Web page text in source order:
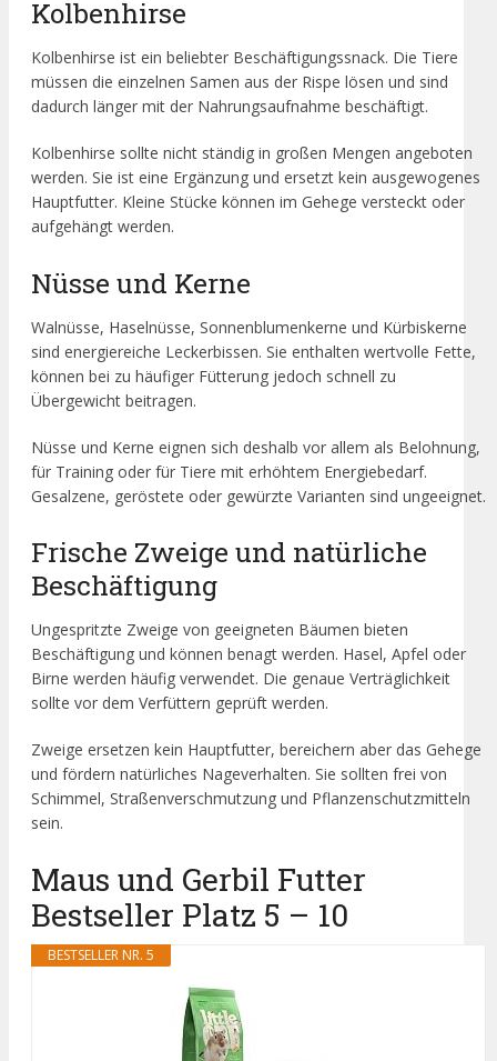
Kolbenhirse
Kolbenhirse ist ein beliebter Beschäftigungssnack. Die Tiere
müssen die einzelnen Samen aus der Rispe lösen und sind
dadurch länger mit der Nahrungsaufnahme beschäftigt.
Kolbenhirse sollte nicht ständig in großen Mengen angeboten
werden. Sie ist eine Ergänzung und ersetzt kein ausgewogenes
Hauptfutter. Kleine Stücke können im Gehege versteckt oder
aufgehängt werden.
Nüsse und Kerne
Walnüsse, Haselnüsse, Sonnenblumenkerne und Kürbiskerne
sind energiereiche Leckerbissen. Sie enthalten wertvolle Fette,
können bei zu häufiger Fütterung jedoch schnell zu
Übergewicht beitragen.
Nüsse und Kerne eignen sich deshalb vor allem als Belohnung,
für Training oder für Tiere mit erhöhtem Energiebedarf.
Gesalzene, geröstete oder gewürzte Varianten sind ungeeignet.
Frische Zweige und natürliche
Beschäftigung
Ungespritzte Zweige von geeigneten Bäumen bieten
Beschäftigung und können benagt werden. Hasel, Apfel oder
Birne werden häufig verwendet. Die genaue Verträglichkeit
sollte vor dem Verfüttern geprüft werden.
Zweige ersetzen kein Hauptfutter, bereichern aber das Gehege
und fördern natürliches Nageverhalten. Sie sollten frei von
Schimmel, Straßenverschmutzung und Pflanzenschutzmitteln
sein.
Maus und Gerbil Futter
Bestseller Platz 5 – 10
BESTSELLER NR. 5